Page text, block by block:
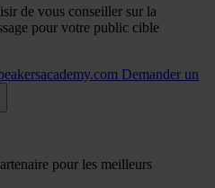
de vous conseiller sur la
pour votre public cible
Demander un
pour les meilleurs